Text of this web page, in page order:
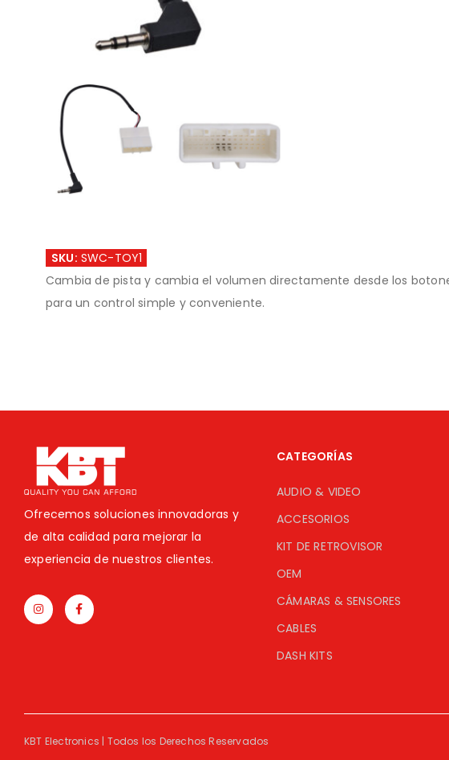
SKU: SWC-TOY1
Cambia de pista y cambia el volumen directamente desde los
para un control simple y conveniente.
Ofrecemos soluciones innovadoras y
de alta calidad para mejorar la
experiencia de nuestros clientes.
CATEGORÍAS
AUDIO & VIDEO
ACCESORIOS
KIT DE RETROVISOR
OEM
CÁMARAS & SENSORES
CABLES
DASH KITS
KBT Electronics | Todos los Derechos Reservados